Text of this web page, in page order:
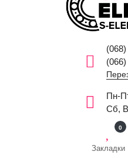
Пн-
Сб,
Закладки
0